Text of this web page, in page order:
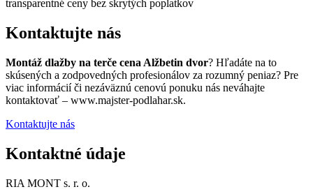
transparentné ceny bez skrytých poplatkov
Kontaktujte nás
Montáž dlažby na terče cena Alžbetin dvor? Hľadáte na to
skúsených a zodpovedných profesionálov za rozumný peniaz? Pre
viac informácií či nezáväznú cenovú ponuku nás neváhajte
kontaktovať – www.majster-podlahar.sk.
Kontaktujte nás
Kontaktné údaje
RIA MONT s. r. o.